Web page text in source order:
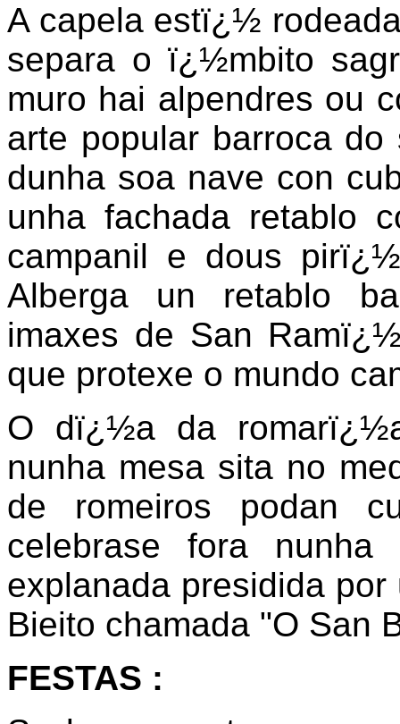
A capela estï¿½
separa o ï¿½mbito
muro hai alpendres ou
arte popular barroca
dunha soa nave con
unha fachada retablo
campanil e dous
Alberga un retablo
imaxes de San
que protexe o mundo
O dï¿½a da
nunha mesa sita no
de romeiros podan
celebrase fora
explanada presidida
Bieito chamada "O San
FESTAS :